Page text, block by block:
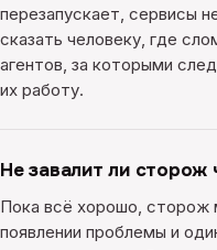
перезапускает, сервисы
сказать человеку, где
агентов, за которыми
их работу.
Не завалит ли сторож
Пока всё хорошо, сторож
появлении проблемы и